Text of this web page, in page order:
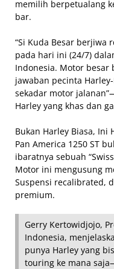
memilih berpetualang
bar.
“Si Kuda Besar berjiwa
pada hari ini (24/7)
Indonesia. Motor besar
jawaban pecinta
sekadar motor
Harley yang khas dan
Bukan Harley Biasa, Ini
Pan America 1250 ST
ibaratnya sebuah
Motor ini mengusung
Suspensi recalibrated,
premium.
Gerry Kertowidjojo,
Indonesia,
punya Harley yang
touring ke mana